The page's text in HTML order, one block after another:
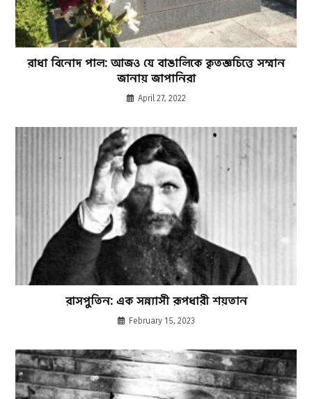
রাধা বিনোদ পাল: আজও যে বাঙালিকে কৃতজ্ঞচিত্তে সম্মান
জানায় জাপানিরা
April 27, 2022
রাসপুতিন: এক সন্ন্যাসী রূপধারী শয়তান
February 15, 2023